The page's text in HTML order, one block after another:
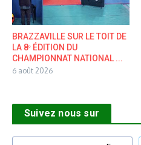
BRAZZAVILLE SUR LE TOIT DE
LA 8ᵉ ÉDITION DU
CHAMPIONNAT NATIONAL ...
6 août 2026
Suivez nous sur